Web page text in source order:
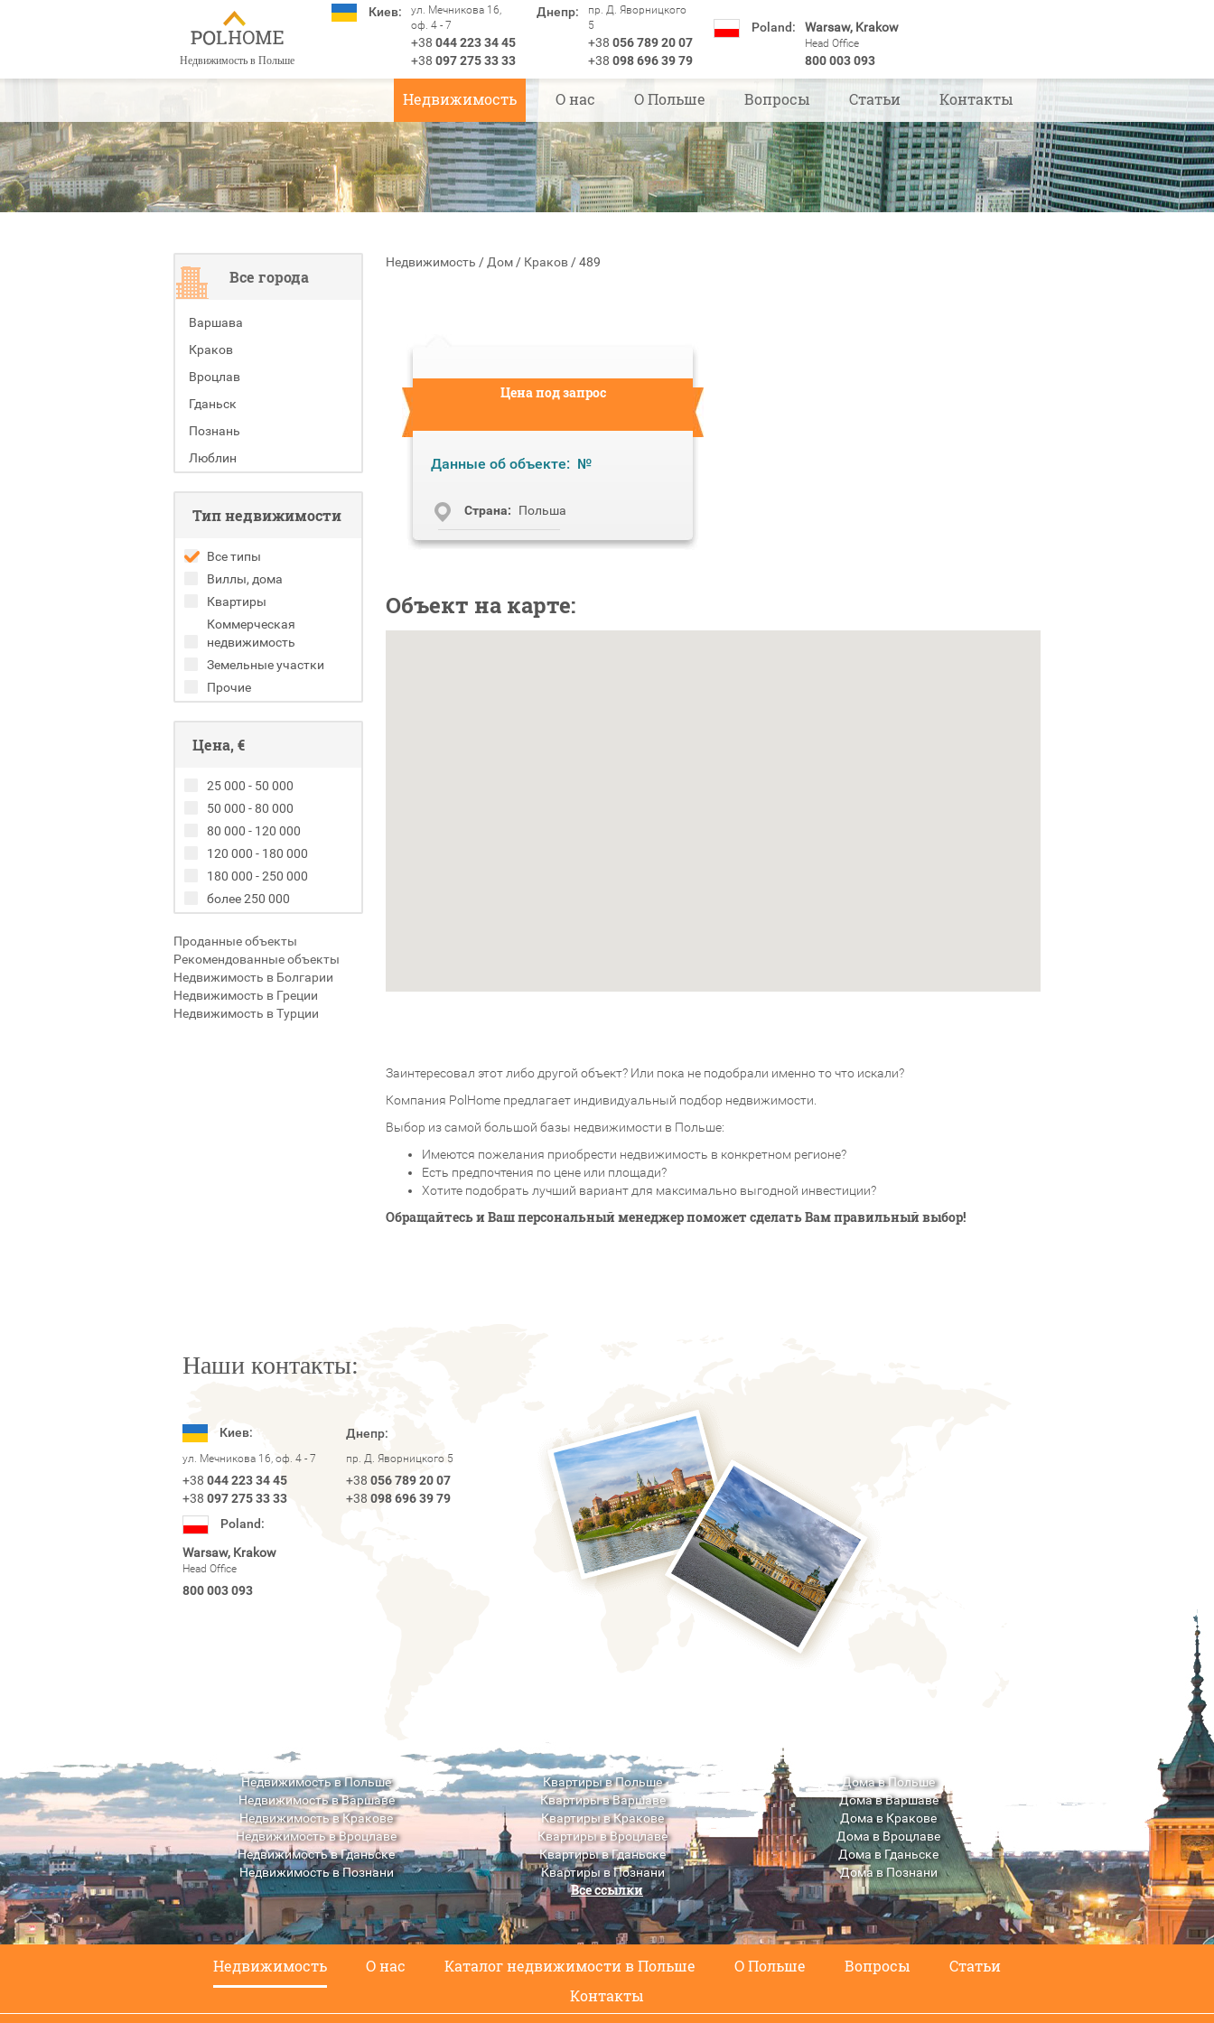
Недвижимость в Польше
Киев:
ул. Мечникова 16,
оф. 4 - 7
+38 044 223 34 45
+38 097 275 33 33
Днепр:
пр. Д. Яворницкого
5
+38 056 789 20 07
+38 098 696 39 79
Poland: Warsaw, Krakow
Head Office
800 003 093
Недвижимость О нас О Польше Вопросы Статьи Контакты
Все города
Варшава
Краков
Вроцлав
Гданьск
Познань
Люблин
Тип недвижимости
Все типы
Виллы, дома
Квартиры
Коммерческая
недвижимость
Земельные участки
Прочие
Цена, €
25 000 - 50 000
50 000 - 80 000
80 000 - 120 000
120 000 - 180 000
180 000 - 250 000
более 250 000
Проданные объекты
Рекомендованные объекты
Недвижимость в Болгарии
Недвижимость в Греции
Недвижимость в Турции
Недвижимость / Дом / Краков /489
Цена под запрос
Данные об объекте: №
Cтрана: Польша
Объект на карте:
Заинтересовал этот либо другой объект? Или пока не подобрали именно то что искали?
Компания PolHome предлагает индивидуальный подбор недвижимости.
Выбор из самой большой базы недвижимости в Польше:
Имеются пожелания приобрести недвижимость в конкретном регионе?
Есть предпочтения по цене или площади?
Хотите подобрать лучший вариант для максимально выгодной инвестиции?
Обращайтесь и Ваш персональный менеджер поможет сделать Вам правильный выбор!
Наши контакты:
Киев:
ул. Мечникова 16, оф. 4 - 7
+38 044 223 34 45
+38 097 275 33 33
Днепр:
пр. Д. Яворницкого 5
+38 056 789 20 07
+38 098 696 39 79
Poland:
Warsaw, Krakow
Head Office
800 003 093
Недвижимость в Польше
Недвижимость в Варшаве
Недвижимость в Кракове
Недвижимость в Вроцлаве
Недвижимость в Гданьске
Недвижимость в Познани
Недвижимость в Люблине
Квартиры в Польше
Квартиры в Варшаве
Квартиры в Кракове
Квартиры в Вроцлаве
Квартиры в Гданьске
Квартиры в Познани
Квартиры в Люблине
Дома в Польше
Дома в Варшаве
Дома в Кракове
Дома в Вроцлаве
Дома в Гданьске
Дома в Познани
Дома в Люблине
Все ссылки
Недвижимость О нас Каталог недвижимости в Польше О Польше Вопросы
Статьи
Контакты